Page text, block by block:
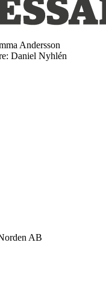
Andersson
Daniel Nyhlén
AB